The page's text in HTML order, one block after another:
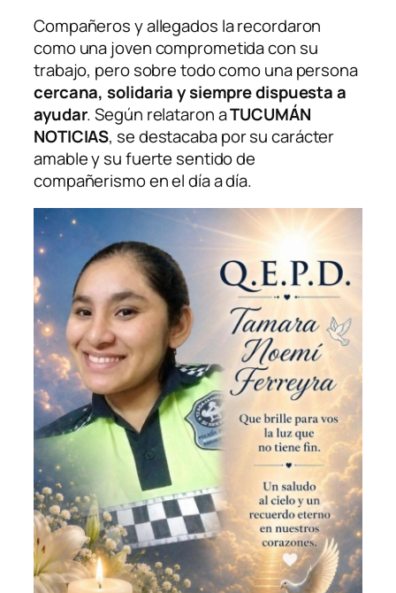
Compañeros y allegados la recordaron
como una joven comprometida con su
trabajo, pero sobre todo como una persona
cercana, solidaria y siempre dispuesta a
ayudar. Según relataron aTUCUMÁN
NOTICIAS, se destacaba por su carácter
amable y su fuerte sentido de
compañerismo en el día a día.